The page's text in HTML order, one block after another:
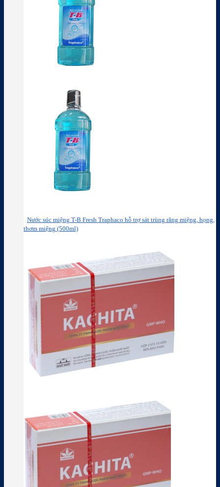
Nước súc miệng T-B Fresh Traphaco hỗ trợ sát trùng răng miệng, họng,
thơm miệng (500ml)